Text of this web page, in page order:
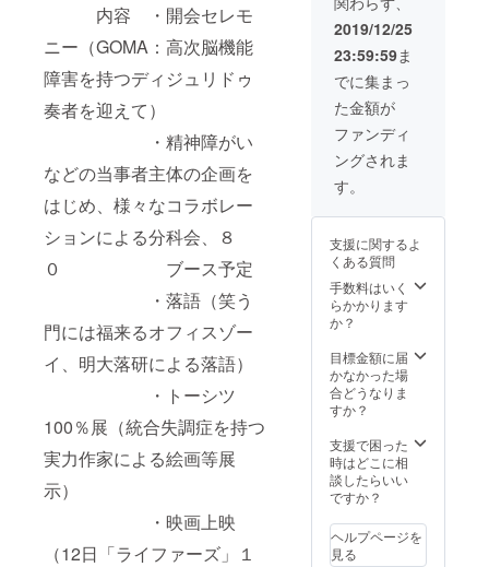
内容 ・開会セレモ
ニー（GOMA：高次脳機能
障害を持つディジュリドゥ
奏者を迎えて）
・精神障がい
などの当事者主体の企画を
はじめ、様々なコラボレー
ションによる分科会、８
０ ブース予定
・落語（笑う
門には福来るオフィスゾー
イ、明大落研による落語）
・トーシツ
100％展（統合失調症を持つ
実力作家による絵画等展
示）
・映画上映
（12日「ライファーズ」１
tokyo
・電子
媒体に
て当日
の模様
や参加
者の声
をレ
ポート
しま
2019/12/25
23:59:59ま
でに集まっ
た金額が
ファンディ
ングされま
す。
支援に関するよ
くある質問
手数料はいく
らかかります
か？
目標金額に届
かなかった場
合どうなりま
すか？
支援で困った
時はどこに相
談したらいい
ですか？
ヘルプページを
見る